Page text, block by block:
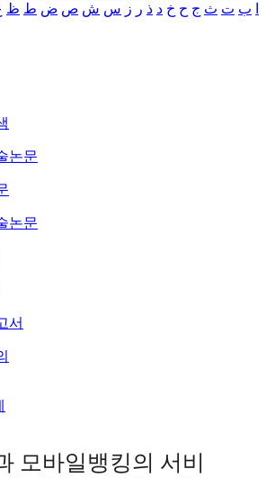
ب ت ث ج ح خ د ذ ر ز س ش ص ض ط ظ
논문
논문
서
모바일뱅킹의 서비